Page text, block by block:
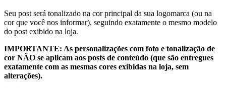
Seu post será tonalizado na cor principal da sua logomarca (ou na
cor que você nos informar), seguindo exatamente o mesmo modelo
do post exibido na loja.
IMPORTANTE: As personalizações com foto e tonalização de
cor NÃO se aplicam aos posts de conteúdo (que são entregues
exatamente com as mesmas cores exibidas na loja, sem
alterações).